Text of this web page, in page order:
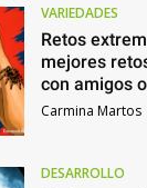
VARIEDADES
Retos
mejores
con amigos
Carmina Martos
DESARROLLO